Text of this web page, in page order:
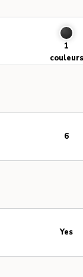
1
couleurs
6
Yes